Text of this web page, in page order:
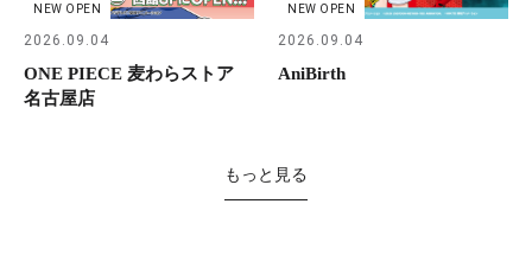
NEW OPEN
2026.09.04
ONE PIECE 麦わらストア
名古屋店
NEW OPEN
2026.09.04
AniBirth
もっと見る